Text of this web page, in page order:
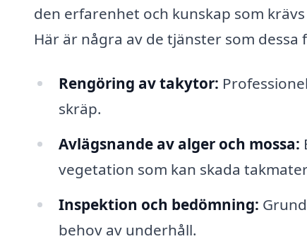
den erfarenhet och kunskap som
Här är några av de tjänster som
Rengöring av takytor:
skräp.
Avlägsnande av alger och mossa:
vegetation som kan skada
Inspektion och bedömning:
behov av underhåll.